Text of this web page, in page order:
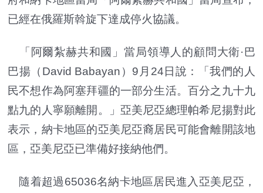
已經在俄羅斯斡旋下達成停火協議。
「阿爾紮赫共和國」當局領導人的顧問大衛·巴
巴揚（David Babayan）9月24日說：「我們的人
民不想作為阿塞拜疆的一部分生活。百分之九十九
點九的人寧願離開。」亞美尼亞總理帕希尼揚對此
表示，納卡地區的亞美尼亞裔居民可能會離開該地
區，亞美尼亞已準備好接納他們。
隨着超過65036名納卡地區居民進入亞美尼亞，